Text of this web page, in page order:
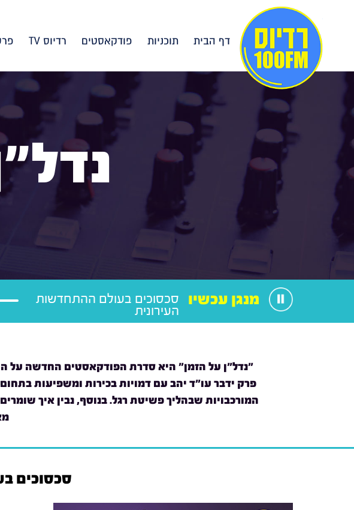
דף הבית תוכניות פודקאסטים רדיוס TV
מנגן עכשיו סכסוכים בעולם ההתחדשות
העירונית
"נדל"ן על הזמן" היא סדרת הפודקאסטים החדשה על
פרק ידבר עו"ד יהב עם דמויות בכירות ומשפיעות
המורכבויות שבהליך פשיטת רגל. בנוסף, נבין איך
סכסוכים